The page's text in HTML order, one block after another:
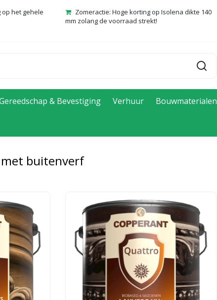
het gehele
Zomeractie: Hoge korting op Isolena dikte 140
mm zolang de voorraad strekt!
& Bevestiging Verhuur Bouwmaterialen
buitenverf